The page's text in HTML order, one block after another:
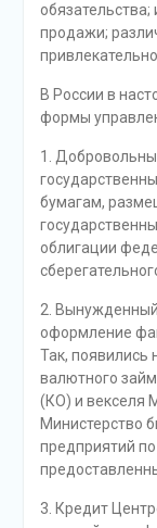
продажи;
В России в
формы
1.
бумагам,
облигации
2.
оформление
Так, появились
валютного
(КО) и векселя
Министерство
предприятий
3. Кредит